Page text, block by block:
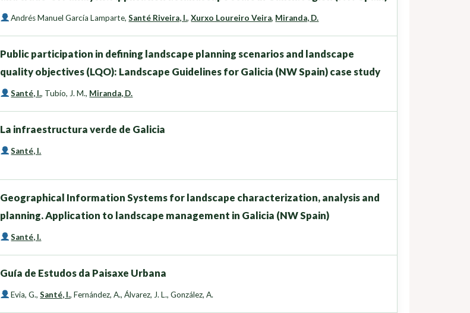
Andrés Manuel García Lamparte,Santé Riveira, I.,Xurxo Loureiro Veira, Miranda, D.
Public participation in defining landscape planning scenarios and landscape
quality objectives (LQO): Landscape Guidelines for Galicia (NW Spain) case study
Santé, I., Tubío, J. M., Miranda, D.
La infraestructura verde de Galicia
Santé, I.
Geographical Information Systems for landscape characterization, analysis and
planning. Application to landscape management in Galicia (NW Spain)
Santé, I.
Guía de Estudos da Paisaxe Urbana
Evia, G.,Santé, I.,Fernández, A.,Álvarez, J. L.,González, A.